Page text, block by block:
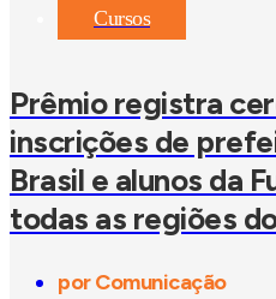
Cursos
Prêmio registra
inscrições de
Brasil e alunos da
todas as regiões
porComunicação